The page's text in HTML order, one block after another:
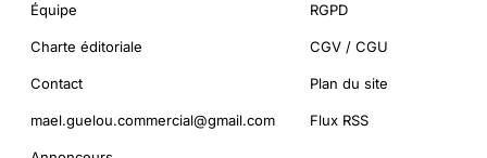
Équipe
Charte éditoriale
Contact
mael.guelou.commercial@gmail.com
RGPD
CGV / CGU
Plan du site
Flux RSS